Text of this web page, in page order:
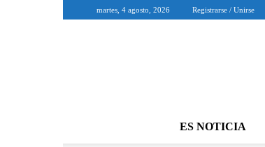
martes, 4 agosto, 2026 Registrarse / Unirse
ES NOTICIA